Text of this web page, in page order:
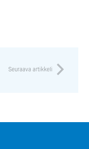
Seuraava artikkeli